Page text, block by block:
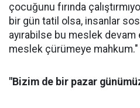
çocuğunu fırında
bir gün tatil olsa, insanlar
ayırabilse bu meslek devam
meslek çürümeye mahkum."
"Bizim de bir pazar